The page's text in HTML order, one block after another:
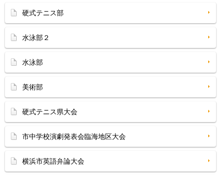
硬式テニス部
水泳部２
水泳部
美術部
硬式テニス県大会
市中学校演劇発表会臨海地区大会
横浜市英語弁論大会